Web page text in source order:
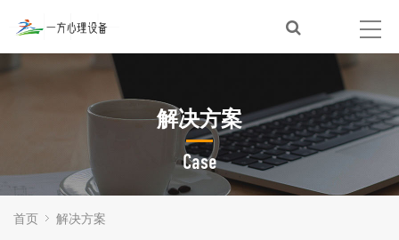
解决方案
Case
首页 解决方案